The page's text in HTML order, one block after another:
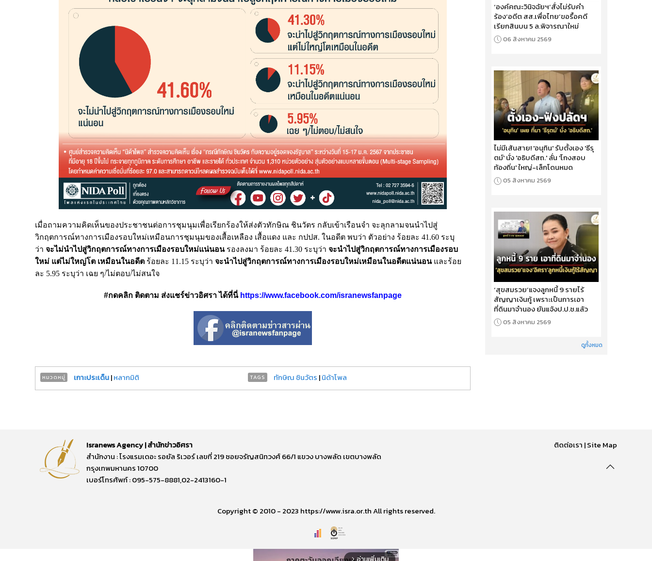
เมื่อถามความคิดเห็นของประชาชนต่อการชุมนุมเพื่อเรียกร้องให้ส่งตัวทักษิณ ชินวัตร กลับเข้าเรือนจำ จะลุกลามจนนำไปสู่
วิกฤตการณ์ทางการเมืองรอบใหม่เหมือนการชุมนุมของเสื้อเหลือง เสื้อแดง และ กปปส. ในอดีต พบว่า ตัวอย่าง ร้อยละ 41.60 ระบุ
ว่า จะไม่นำไปสู่วิกฤตการณ์ทางการเมืองรอบใหม่แน่นอนรองลงมา ร้อยละ 41.30 ระบุว่า จะนำไปสู่วิกฤตการณ์ทางการเมืองรอบ
ใหม่ แต่ไม่ใหญ่โต เหมือนในอดีต ร้อยละ 11.15 ระบุว่า จะนำไปสู่วิกฤตการณ์ทางการเมืองรอบใหม่เหมือนในอดีตแน่นอนและร้อย
ละ 5.95 ระบุว่า เฉย ๆ/ไม่ตอบ/ไม่สนใจ
#กดคลิก ติดตาม ส่งแชร์ข่าวอิศรา ได้ที่นี่ https://www.facebook.com/isranewsfanpage
หมวดหมู่ เกาะประเด็น|หลากมิติ TAGS ทักษิณ ชินวัตร |นิด้าโพล
‘องค์คณะวินิจฉัยฯ’สั่งไม่รับคำ
ร้อง‘อดีต สส.เพื่อไทย’ขอรื้อคดี
เรียกสินบน 5 ล.พิจารณาใหม่
06 สิงหาคม 2569
ไม่มีเส้นสาย! 'อนุทิน' รับตั้งเอง 'ธีรุ
ตม์' นั่ง 'อธิบดีสถ.' ลั่น 'โกงสอบ
ท้องถิ่น' ใหญ่-เล็กโดนหมด
05 สิงหาคม 2569
‘สุขสมรวย’แจงลูกหนี้ 9 รายไร้
สัญญาเงินกู้ เพราะเป็นการเอา
ที่ดินมาจำนอง ยันแจ้งป.ป.ช.แล้ว
05 สิงหาคม 2569
ดูทั้งหมด
Isranews Agency | สำนักข่าวอิศรา
สำนักงาน : โรงแรมเดอะ รอยัล ริเวอร์ เลขที่ 219 ซอยจรัญสนิทวงศ์ 66/1 แขวง บางพลัด เขตบางพลัด
กรุงเทพมหานคร 10700
เบอร์โทรศัพท์ : 095-575-8881,02-2413160-1
ติดต่อเรา |Site Map
Copyright © 2010 - 2023 https://www.isra.or.th All rights reserved.
arrow_forward_ios